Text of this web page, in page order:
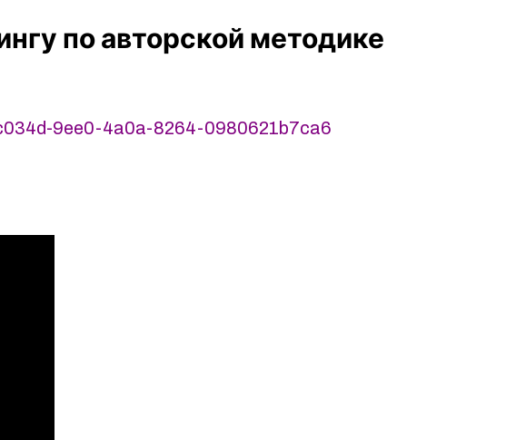
по авторской методике
9ee0-4a0a-8264-0980621b7ca6